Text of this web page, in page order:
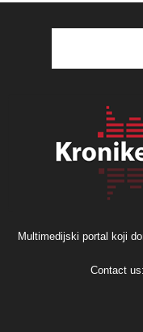
Multimedijski portal koji
Contact us: